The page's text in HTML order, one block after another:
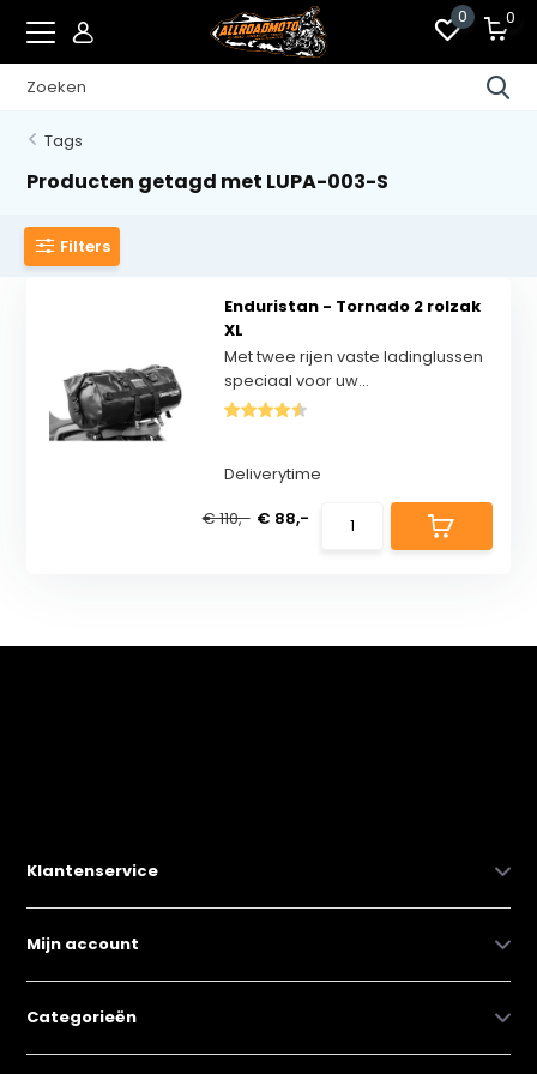
0 0
Tags
Producten getagd met LUPA-003-S
Filters
Enduristan - Tornado 2 rolzak
XL
Met twee rijen vaste ladinglussen
speciaal voor uw...
Deliverytime
€ 110,- € 88,-
Klantenservice
Mijn account
Categorieën